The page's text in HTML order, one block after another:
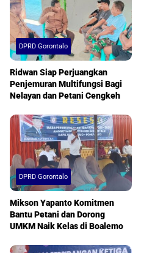
DPRD Gorontalo
Ridwan Siap Perjuangkan
Penjemuran Multifungsi Bagi
Nelayan dan Petani Cengkeh
DPRD Gorontalo
Mikson Yapanto Komitmen
Bantu Petani dan Dorong
UMKM Naik Kelas di Boalemo